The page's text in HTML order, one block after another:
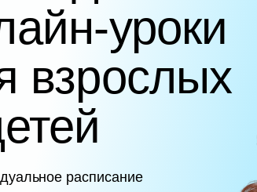
расписание
уроки
взрослых